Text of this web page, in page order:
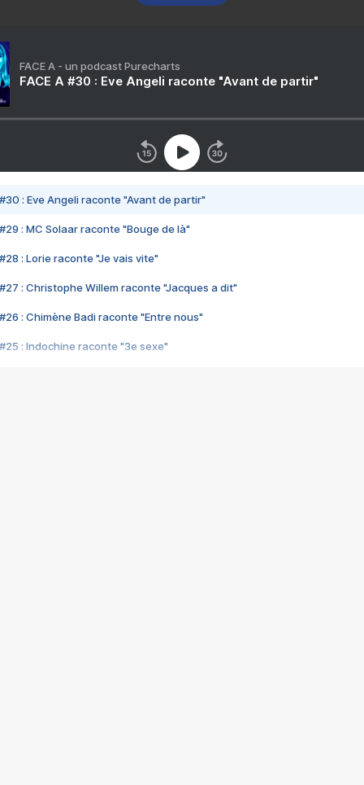
FACE A - un podcast Purecharts
FACE A #30 : Eve Angeli raconte "Avant de partir"
#30 : Eve Angeli raconte "Avant de partir"
#29 : MC Solaar raconte "Bouge de là"
#28 : Lorie raconte "Je vais vite"
#27 : Christophe Willem raconte "Jacques a dit"
#26 : Chimène Badi raconte "Entre nous"
#25 : Indochine raconte "3e sexe"